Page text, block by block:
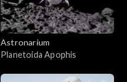
Astronarium
Planetoida Apophis